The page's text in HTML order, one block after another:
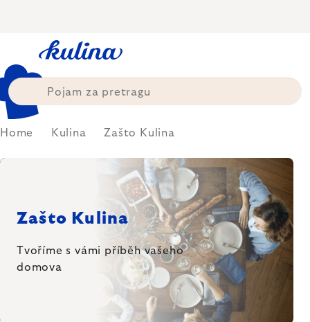
Home Kulina Zašto Kulina
Zašto Kulina
Tvoříme s vámi příběhvašeho
domova